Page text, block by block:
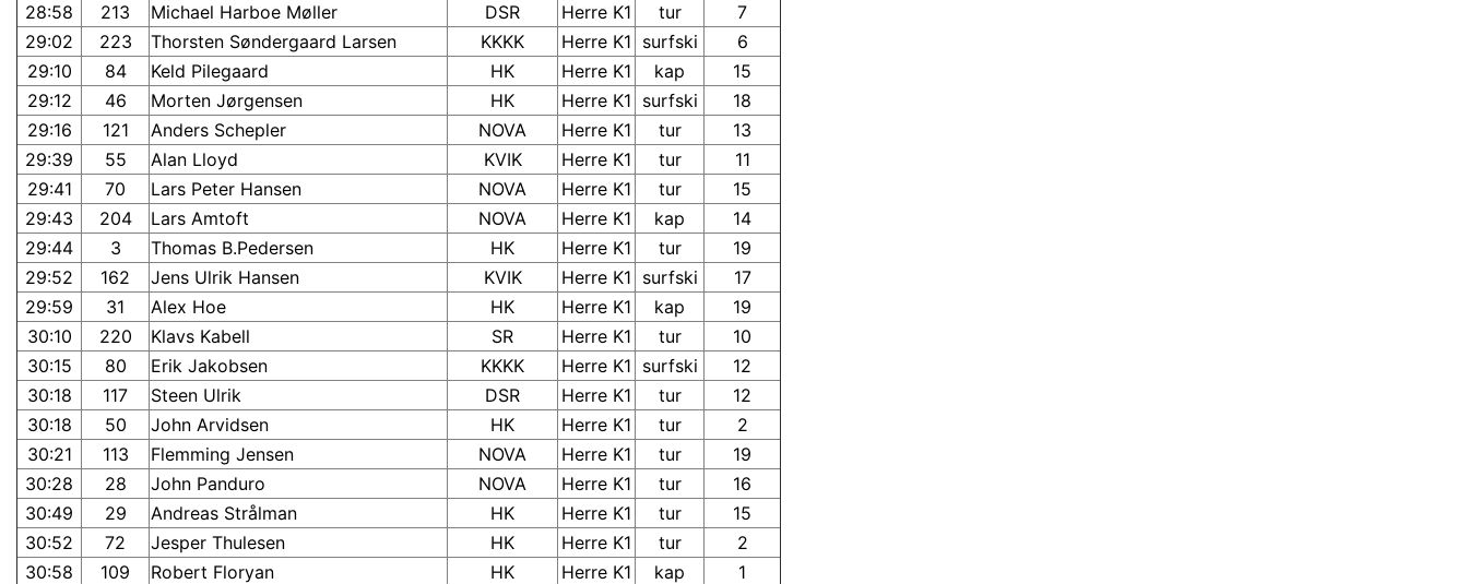
28:58
213 Michael Harboe Møller DSR Herre K1 tur
7
29:02
223 Thorsten Søndergaard Larsen KKKK Herre K1 surfski
6
29:10
84 Keld Pilegaard HK Herre K1 kap
15
29:12
46 Morten Jørgensen HK Herre K1 surfski
18
29:16
121 Anders Schepler NOVA Herre K1 tur
13
29:39
55 Alan Lloyd KVIK Herre K1 tur
11
29:41
70 Lars Peter Hansen NOVA Herre K1 tur
15
29:43
204 Lars Amtoft NOVA Herre K1 kap
14
29:44
3 Thomas B.Pedersen HK Herre K1 tur
19
29:52
162 Jens Ulrik Hansen KVIK Herre K1 surfski
17
29:59
31 Alex Hoe HK Herre K1 kap
19
30:10
220 Klavs Kabell SR Herre K1 tur
10
30:15
80 Erik Jakobsen KKKK Herre K1 surfski
12
30:18
117 Steen Ulrik DSR Herre K1 tur
12
30:18
50 John Arvidsen HK Herre K1 tur
2
30:21
113 Flemming Jensen NOVA Herre K1 tur
19
30:28
28 John Panduro NOVA Herre K1 tur
16
30:49
29 Andreas Strålman HK Herre K1 tur
15
30:52
72 Jesper Thulesen HK Herre K1 tur
2
30:58
109 Robert Floryan HK Herre K1 kap
1